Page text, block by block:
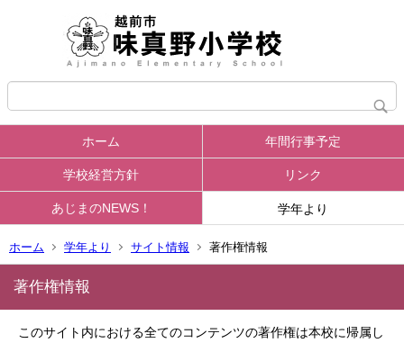
ホーム 年間行事予定
学校経営方針 リンク
あじまのNEWS！ 学年より
ホーム 学年より サイト情報 著作権情報
著作権情報
このサイト内における全てのコンテンツの著作権は本校に帰属し